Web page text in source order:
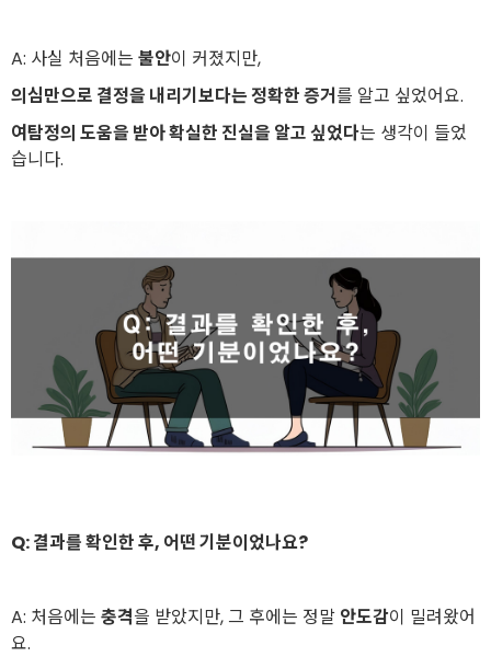
A: 사실 처음에는 불안이 커졌지만,
의심만으로 결정을 내리기보다는 정확한 증거를 알고 싶었어요.
여탐정의 도움을 받아 확실한 진실을 알고 싶었다는 생각이 들었
습니다.
Q: 결과를 확인한 후, 어떤 기분이었나요?
A: 처음에는 충격을 받았지만, 그 후에는 정말 안도감이 밀려왔어
요.